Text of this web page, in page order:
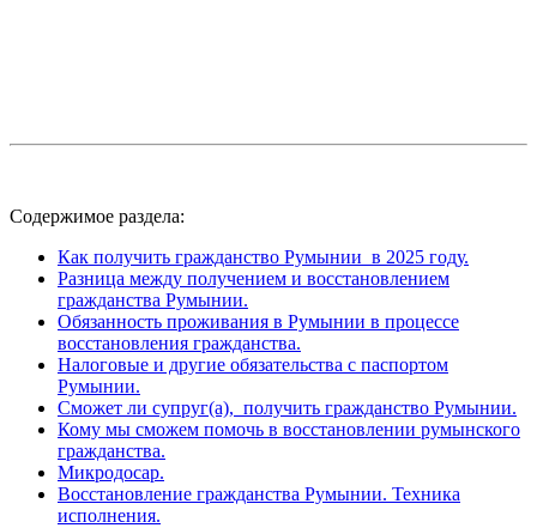
Содержимое раздела:
Как получить гражданство Румынии в 2025 году.
Разница между получением и восстановлением
гражданства Румынии.
Обязанность проживания в Румынии в процессе
восстановления гражданства.
Налоговые и другие обязательства с паспортом
Румынии.
Сможет ли супруг(а), получить гражданство Румынии.
Кому мы сможем помочь в восстановлении румынского
гражданства.
Микродосар.
Восстановление гражданства Румынии. Техника
исполнения.